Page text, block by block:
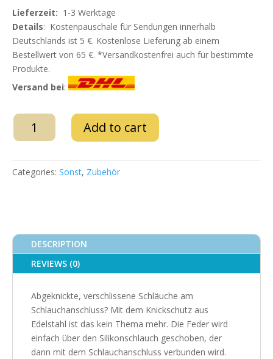
Lieferzeit: 1-3 Werktage
Details: Kostenpauschale für Sendungen innerhalb
Deutschlands ist 5 €. Kostenlose Lieferung ab einem
Bestellwert von 65 €. *Versandkostenfrei auch für bestimmte
Produkte.
Versand bei:
Knickschutzfeder
Edelstahl
quantity
Add to cart
Categories: Sonst, Zubehör
DESCRIPTION
REVIEWS (0)
Abgeknickte, verschlissene Schläuche am
Schlauchanschluss? Mit dem Knickschutz aus
Edelstahl ist das kein Thema mehr. Die Feder wird
einfach über den Silikonschlauch geschoben, der
dann mit dem Schlauchanschluss verbunden wird.